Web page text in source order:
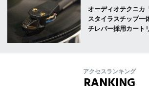
オーディオテクニカ
スタイラスチップ一
チレバー採用カート
アクセスランキング
RANKING